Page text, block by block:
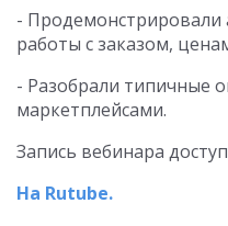
-
работы с заказом,
- Разобрали типичные
маркетплейсами.
Запись вебинара
На Rutube.